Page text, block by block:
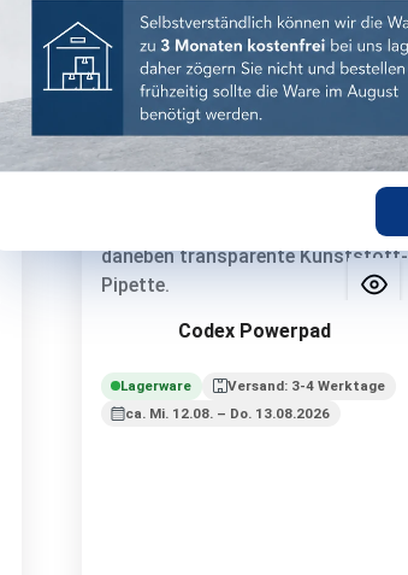
Details
Codex Powerpad
Lagerware
Versand: 3-4 Werktage
ca. Mi. 12.08. – Do. 13.08.2026